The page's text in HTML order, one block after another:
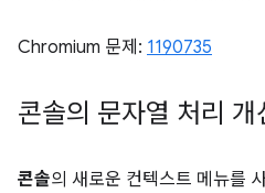
Chromium 문제: 1190735
콘솔의 문자열 처리 개
콘솔의 새로운 컨텍스트 메뉴를